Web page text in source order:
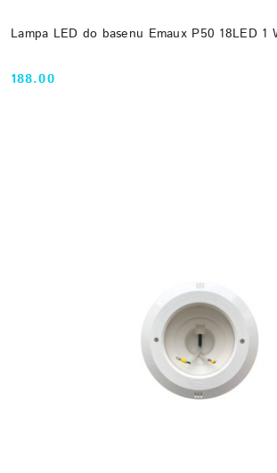
Lampa LED do basenu Emaux P50 18LED 1
Cena:
188.00